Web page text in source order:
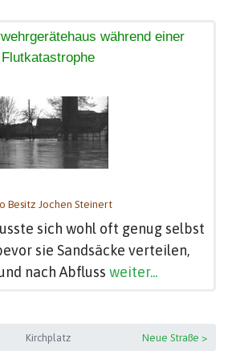
während einer
Flutkatastrophe
Besitz Jochen Steinert
sich wohl oft genug selbst
sie Sandsäcke verteilen,
nach Abfluss weiter...
Kirchplatz Neue Straße >